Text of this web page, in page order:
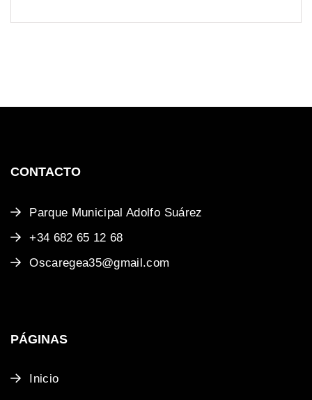
CONTACTO
Parque Municipal Adolfo Suárez
+34 682 65 12 68
Oscaregea35@gmail.com
PÁGINAS
Inicio